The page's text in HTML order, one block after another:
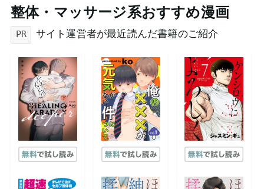
整体・マッサージ系おすすめ漫画
PR サイト運営者が最近読んだ書籍のご紹介